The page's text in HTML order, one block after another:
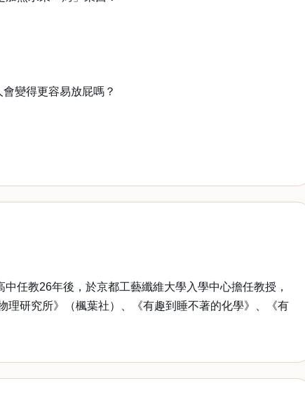
變得更容易放屁嗎？
教26年後，於京都工藝纖維大學入學中心擔任教授，
研究所》（楓葉社）、《有趣到睡不著的化學》、《有